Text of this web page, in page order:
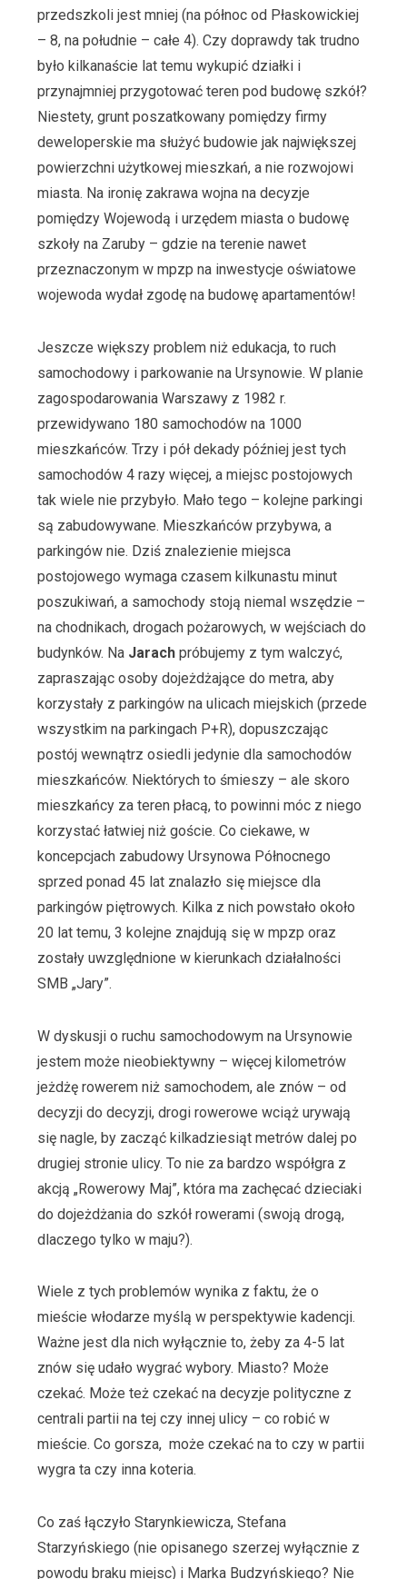
przedszkoli jest mniej (na północ od Płaskowickiej
– 8, na południe – całe 4). Czy doprawdy tak trudno
było kilkanaście lat temu wykupić działki i
przynajmniej przygotować teren pod budowę szkół?
Niestety, grunt poszatkowany pomiędzy firmy
deweloperskie ma służyć budowie jak największej
powierzchni użytkowej mieszkań, a nie rozwojowi
miasta. Na ironię zakrawa wojna na decyzje
pomiędzy Wojewodą i urzędem miasta o budowę
szkoły na Zaruby – gdzie na terenie nawet
przeznaczonym w mpzp na inwestycje oświatowe
wojewoda wydał zgodę na budowę apartamentów!
Jeszcze większy problem niż edukacja, to ruch
samochodowy i parkowanie na Ursynowie. W planie
zagospodarowania Warszawy z 1982 r.
przewidywano 180 samochodów na 1000
mieszkańców. Trzy i pół dekady później jest tych
samochodów 4 razy więcej, a miejsc postojowych
tak wiele nie przybyło. Mało tego – kolejne parkingi
są zabudowywane. Mieszkańców przybywa, a
parkingów nie. Dziś znalezienie miejsca
postojowego wymaga czasem kilkunastu minut
poszukiwań, a samochody stoją niemal wszędzie –
na chodnikach, drogach pożarowych, w wejściach do
budynków. Na Jarachpróbujemy z tym walczyć,
zapraszając osoby dojeżdżające do metra, aby
korzystały z parkingów na ulicach miejskich (przede
wszystkim na parkingach P+R), dopuszczając
postój wewnątrz osiedli jedynie dla samochodów
mieszkańców. Niektórych to śmieszy – ale skoro
mieszkańcy za teren płacą, to powinni móc z niego
korzystać łatwiej niż goście. Co ciekawe, w
koncepcjach zabudowy Ursynowa Północnego
sprzed ponad 45 lat znalazło się miejsce dla
parkingów piętrowych. Kilka z nich powstało około
20 lat temu, 3 kolejne znajdują się w mpzp oraz
zostały uwzględnione w kierunkach działalności
SMB „Jary”.
W dyskusji o ruchu samochodowym na Ursynowie
jestem może nieobiektywny – więcej kilometrów
jeżdżę rowerem niż samochodem, ale znów – od
decyzji do decyzji, drogi rowerowe wciąż urywają
się nagle, by zacząć kilkadziesiąt metrów dalej po
drugiej stronie ulicy. To nie za bardzo współgra z
akcją „Rowerowy Maj”, która ma zachęcać dzieciaki
do dojeżdżania do szkół rowerami (swoją drogą,
dlaczego tylko w maju?).
Wiele z tych problemów wynika z faktu, że o
mieście włodarze myślą w perspektywie kadencji.
Ważne jest dla nich wyłącznie to, żeby za 4-5 lat
znów się udało wygrać wybory. Miasto? Może
czekać. Może też czekać na decyzje polityczne z
centrali partii na tej czy innej ulicy – co robić w
mieście. Co gorsza, może czekać na to czy w partii
wygra ta czy inna koteria.
Co zaś łączyło Starynkiewicza, Stefana
Starzyńskiego (nie opisanego szerzej wyłącznie z
powodu braku miejsc) i Marka Budzyńskiego? Nie